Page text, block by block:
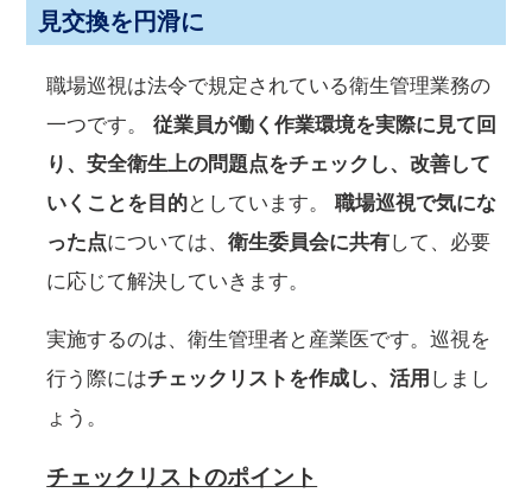
見交換を円滑に
職場巡視は法令で規定されている衛生管理業務の
一つです。従業員が働く作業環境を実際に見て回
り、安全衛生上の問題点をチェックし、改善して
いくことを目的としています。
職場巡視で気にな
った点については、衛生委員会に共有して、必要
に応じて解決していきます。
実施するのは、衛生管理者と産業医です。巡視を
行う際にはチェックリストを作成し、活用しまし
ょう。
チェックリストのポイント